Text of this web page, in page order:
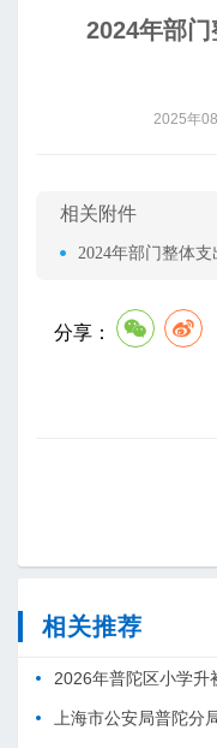
2024年部
2025年
相关附件
2024年部门整体
分享：
相关推荐
2026年普陀区小学升
上海市公安局普陀分